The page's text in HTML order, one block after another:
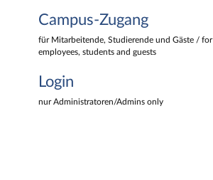
Campus-Zugang
für Mitarbeitende, Studierende und Gäste / for
employees, students and guests
Login
nur Administratoren/Admins only